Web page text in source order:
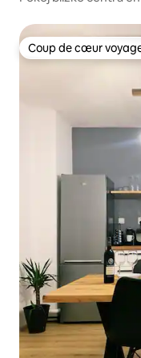
Coup de cœur
Coup de cœur